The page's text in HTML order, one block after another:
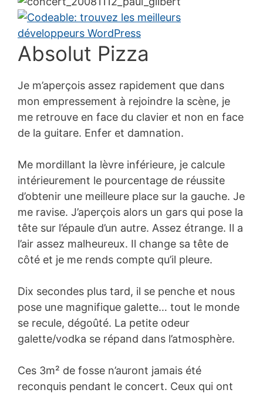
Absolut Pizza
Je m’aperçois assez rapidement que dans
mon empressement à rejoindre la scène, je
me retrouve en face du clavier et non en face
de la guitare. Enfer et damnation.
Me mordillant la lèvre inférieure, je calcule
intérieurement le pourcentage de réussite
d’obtenir une meilleure place sur la gauche. Je
me ravise. J’aperçois alors un gars qui pose la
tête sur l’épaule d’un autre. Assez étrange. Il a
l’air assez malheureux. Il change sa tête de
côté et je me rends compte qu’il pleure.
Dix secondes plus tard, il se penche et nous
pose une magnifique galette… tout le monde
se recule, dégoûté. La petite odeur
galette/vodka se répand dans l’atmosphère.
Ces 3m² de fosse n’auront jamais été
reconquis pendant le concert. Ceux qui ont